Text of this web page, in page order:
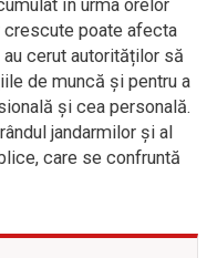
în urma orelor
poate afecta
cerut autorităților să
de muncă și pentru a
și cea personală.
jandarmilor și al
care se confruntă